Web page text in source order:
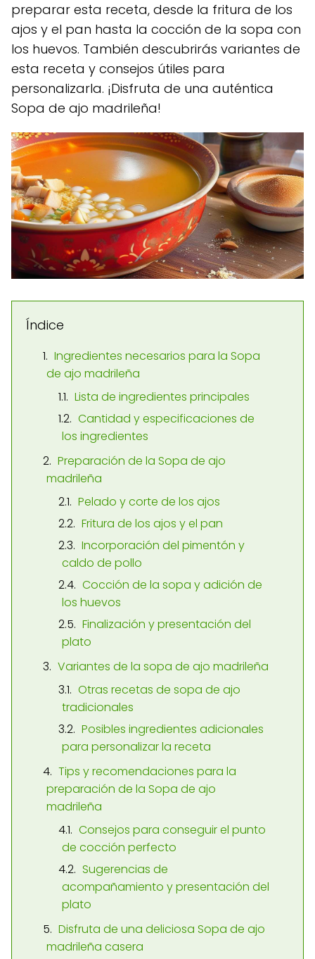
preparar esta receta, desde la fritura de los
ajos y el pan hasta la cocción de la sopa con
los huevos. También descubrirás variantes de
esta receta y consejos útiles para
personalizarla. ¡Disfruta de una auténtica
Sopa de ajo madrileña!
Índice
Ingredientes necesarios para la Sopa
de ajo madrileña
Lista de ingredientes principales
Cantidad y especificaciones de
los ingredientes
Preparación de la Sopa de ajo
madrileña
Pelado y corte de los ajos
Fritura de los ajos y el pan
Incorporación del pimentón y
caldo de pollo
Cocción de la sopa y adición de
los huevos
Finalización y presentación del
plato
Variantes de la sopa de ajo madrileña
Otras recetas de sopa de ajo
tradicionales
Posibles ingredientes adicionales
para personalizar la receta
Tips y recomendaciones para la
preparación de la Sopa de ajo
madrileña
Consejos para conseguir el punto
de cocción perfecto
Sugerencias de
acompañamiento y presentación del
plato
Disfruta de una deliciosa Sopa de ajo
madrileña casera